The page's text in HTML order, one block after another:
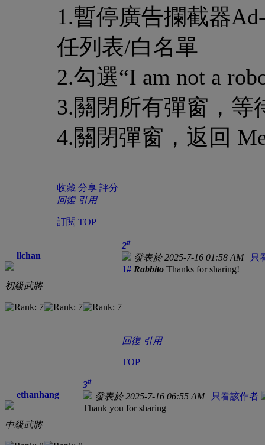
1.暫停廣告攔截器
任列表/白名單
2.勾選“I am not a
3.關閉所有彈窗，等
4.關閉彈窗，返回
收藏 分享 評分
回復 引用
訂閱 TOP
llchan
初級武將
2#
發表於 2025-7-16 01:58 AM| 只
1# Rabbito Thanks for sharing!
回復 引用
TOP
ethanhang
中級武將
3#
發表於 2025-7-16 06:55 AM| 只看該作者
Thank you for sharing